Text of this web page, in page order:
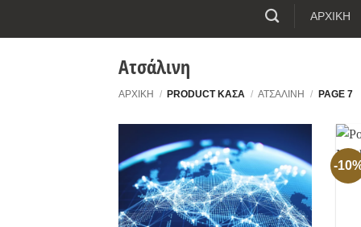
ΑΡΧΙΚΗ
Ατσάλινη
ΑΡΧΙΚΉ / PRODUCT ΚΆΣΑ / ΑΤΣΆΛΙΝΗ / PAGE 7
-